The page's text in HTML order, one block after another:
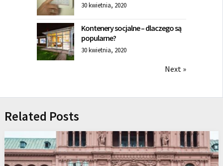
30 kwietnia, 2020
Kontenery socjalne – dlaczego są
popularne?
30 kwietnia, 2020
Next »
Related Posts